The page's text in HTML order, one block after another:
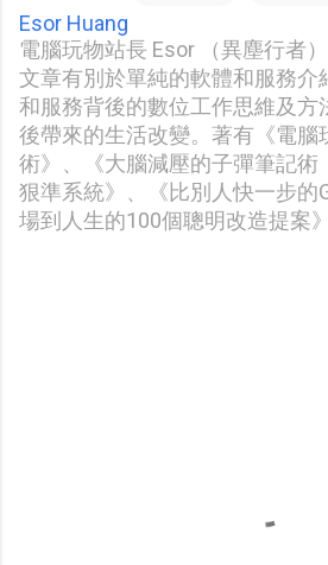
Esor Huang
電腦玩物站長 Esor （異塵行者
文章有別於單純的軟體和服務介
和服務背後的數位工作思維及方
後帶來的生活改變。著有《電腦
術》、《大腦減壓的子彈筆記術
狠準系統》、《比別人快一步的
場到人生的100個聰明改造提案